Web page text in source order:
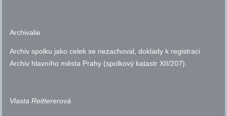
Archivalie
Archiv spolku jako celek se nezachoval, doklady k registraci
Archiv hlavního města Prahy (spolkový katastr XII/207).
Vlasta Reittererová